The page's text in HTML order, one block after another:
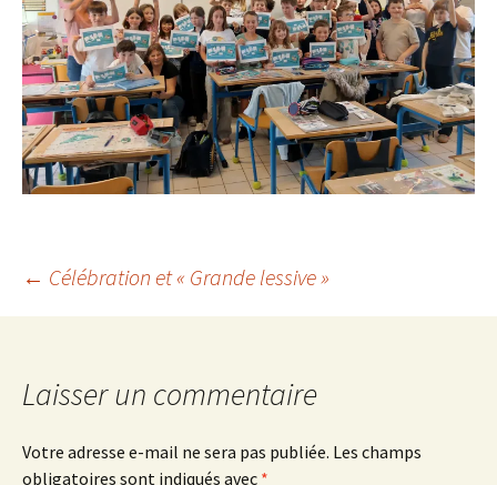
Navigation
articles
← Célébration et « Grande lessive »
Laisser un commentaire
Votre adresse e-mail ne sera pas publiée. Les champs
obligatoires sont indiqués avec *